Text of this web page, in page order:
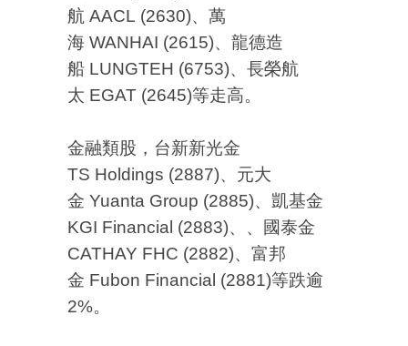
航 AACL (2630)、萬
海 WANHAI (2615)、龍德造
船 LUNGTEH (6753)、長榮航
太 EGAT (2645)等走高。
金融類股，台新新光金
TS Holdings (2887)、元大
金 Yuanta Group (2885)、凱基金
KGI Financial (2883)、、國泰金
CATHAY FHC (2882)、富邦
金 Fubon Financial (2881)等跌逾
2%。